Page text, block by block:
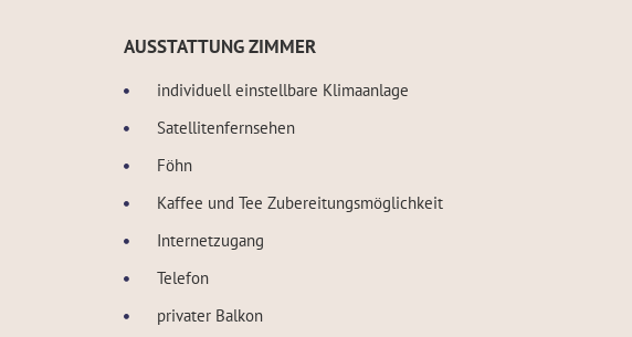
AUSSTATTUNG ZIMMER
individuell einstellbare Klimaanlage
Satellitenfernsehen
Föhn
Kaffee und Tee Zubereitungsmöglichkeit
Internetzugang
Telefon
privater Balkon